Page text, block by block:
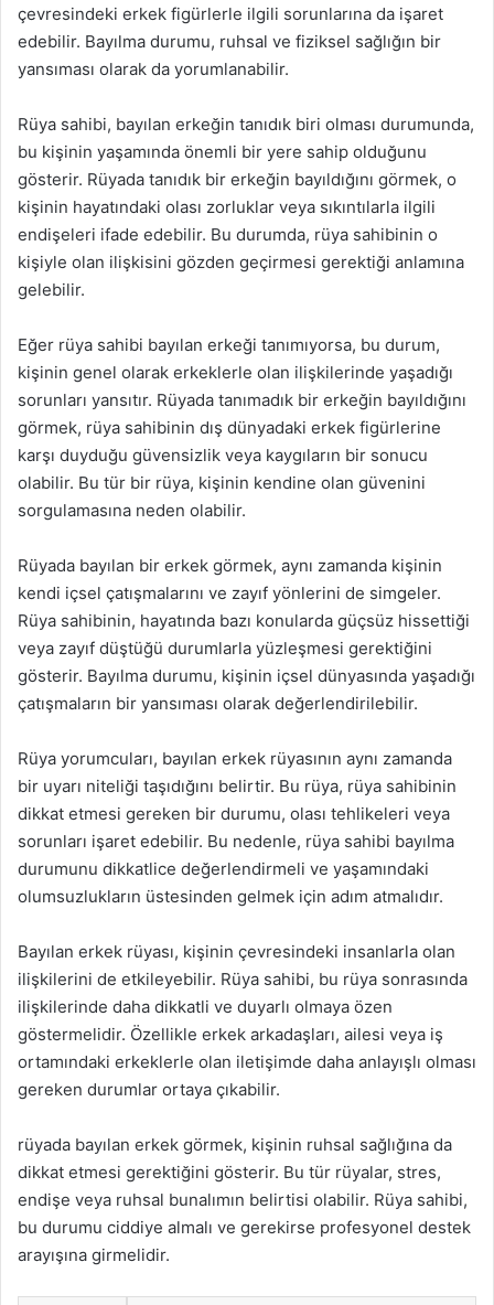
çevresindeki erkek figürlerle ilgili sorunlarına da işaret
edebilir. Bayılma durumu, ruhsal ve fiziksel sağlığın bir
yansıması olarak da yorumlanabilir.
Rüya sahibi, bayılan erkeğin tanıdık biri olması durumunda,
bu kişinin yaşamında önemli bir yere sahip olduğunu
gösterir. Rüyada tanıdık bir erkeğin bayıldığını görmek, o
kişinin hayatındaki olası zorluklar veya sıkıntılarla ilgili
endişeleri ifade edebilir. Bu durumda, rüya sahibinin o
kişiyle olan ilişkisini gözden geçirmesi gerektiği anlamına
gelebilir.
Eğer rüya sahibi bayılan erkeği tanımıyorsa, bu durum,
kişinin genel olarak erkeklerle olan ilişkilerinde yaşadığı
sorunları yansıtır. Rüyada tanımadık bir erkeğin bayıldığını
görmek, rüya sahibinin dış dünyadaki erkek figürlerine
karşı duyduğu güvensizlik veya kaygıların bir sonucu
olabilir. Bu tür bir rüya, kişinin kendine olan güvenini
sorgulamasına neden olabilir.
Rüyada bayılan bir erkek görmek, aynı zamanda kişinin
kendi içsel çatışmalarını ve zayıf yönlerini de simgeler.
Rüya sahibinin, hayatında bazı konularda güçsüz hissettiği
veya zayıf düştüğü durumlarla yüzleşmesi gerektiğini
gösterir. Bayılma durumu, kişinin içsel dünyasında yaşadığı
çatışmaların bir yansıması olarak değerlendirilebilir.
Rüya yorumcuları, bayılan erkek rüyasının aynı zamanda
bir uyarı niteliği taşıdığını belirtir. Bu rüya, rüya sahibinin
dikkat etmesi gereken bir durumu, olası tehlikeleri veya
sorunları işaret edebilir. Bu nedenle, rüya sahibi bayılma
durumunu dikkatlice değerlendirmeli ve yaşamındaki
olumsuzlukların üstesinden gelmek için adım atmalıdır.
Bayılan erkek rüyası, kişinin çevresindeki insanlarla olan
ilişkilerini de etkileyebilir. Rüya sahibi, bu rüya sonrasında
ilişkilerinde daha dikkatli ve duyarlı olmaya özen
göstermelidir. Özellikle erkek arkadaşları, ailesi veya iş
ortamındaki erkeklerle olan iletişimde daha anlayışlı olması
gereken durumlar ortaya çıkabilir.
rüyada bayılan erkek görmek, kişinin ruhsal sağlığına da
dikkat etmesi gerektiğini gösterir. Bu tür rüyalar, stres,
endişe veya ruhsal bunalımın belirtisi olabilir. Rüya sahibi,
bu durumu ciddiye almalı ve gerekirse profesyonel destek
arayışına girmelidir.